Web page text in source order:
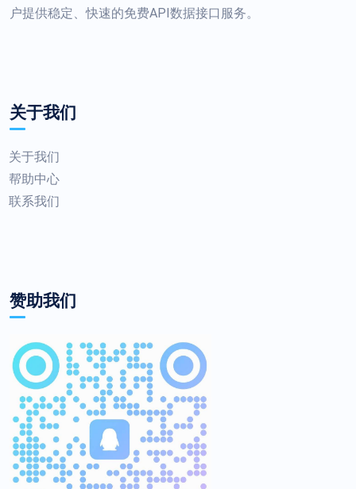
户提供稳定、快速的免费API数据接口服务。
关于我们
关于我们
帮助中心
联系我们
赞助我们